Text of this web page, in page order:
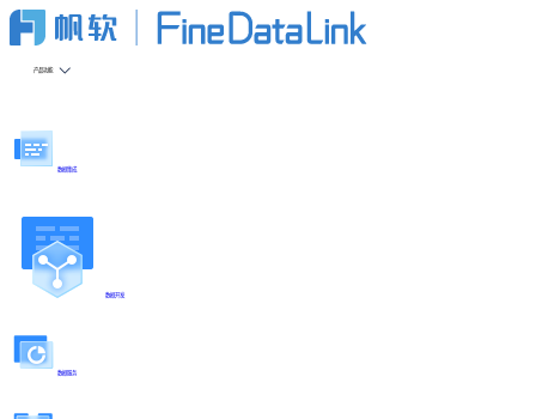
产品功能
数据集成
数据开发
数据服务